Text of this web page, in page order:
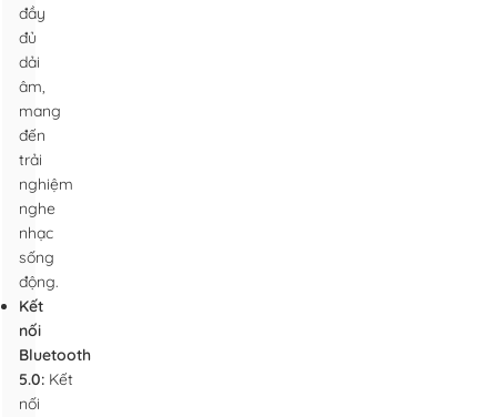
đầy
đủ
dải
âm,
mang
đến
trải
nghiệm
nghe
nhạc
sống
động.
Kết
nối
Bluetooth
5.0: Kết
nối